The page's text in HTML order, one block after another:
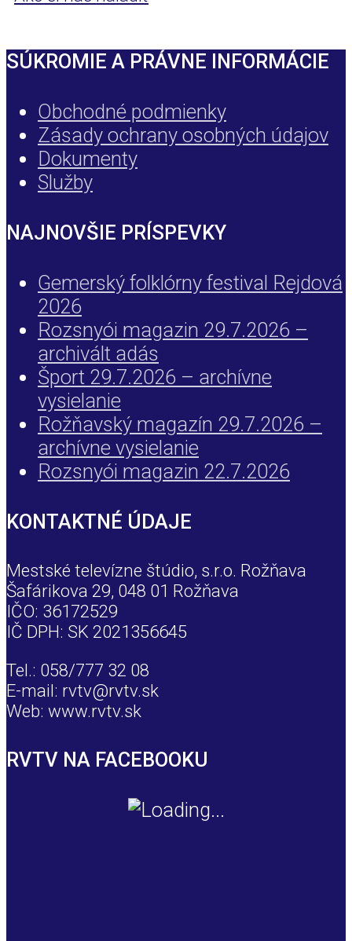
SÚKROMIE A PRÁVNE INFORMÁCIE
Obchodné podmienky
Zásady ochrany osobných údajov
Dokumenty
Služby
NAJNOVŠIE PRÍSPEVKY
Gemerský folklórny festival Rejdová
2026
Rozsnyói magazin 29.7.2026 –
archivált adás
Šport 29.7.2026 – archívne
vysielanie
Rožňavský magazín 29.7.2026 –
archívne vysielanie
Rozsnyói magazin 22.7.2026
KONTAKTNÉ ÚDAJE
Mestské televízne štúdio, s.r.o. Rožňava
Šafárikova 29, 048 01 Rožňava
IČO: 36172529
IČ DPH: SK 2021356645
Tel.: 058/777 32 08
E-mail: rvtv@rvtv.sk
Web: www.rvtv.sk
RVTV NA FACEBOOKU